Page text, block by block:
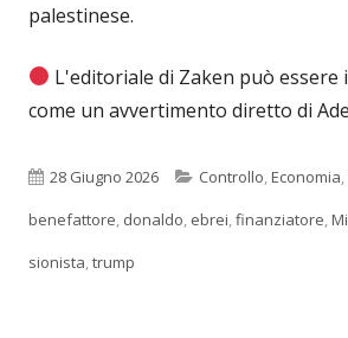
palestinese.
L'editoriale di Zaken può
come un avvertimento diretto di
Pubblicato
28 Giugno 2026 Categorie
Controllo,Economia,
benefattore, donaldo, ebrei,finanziatore,
sionista,trump